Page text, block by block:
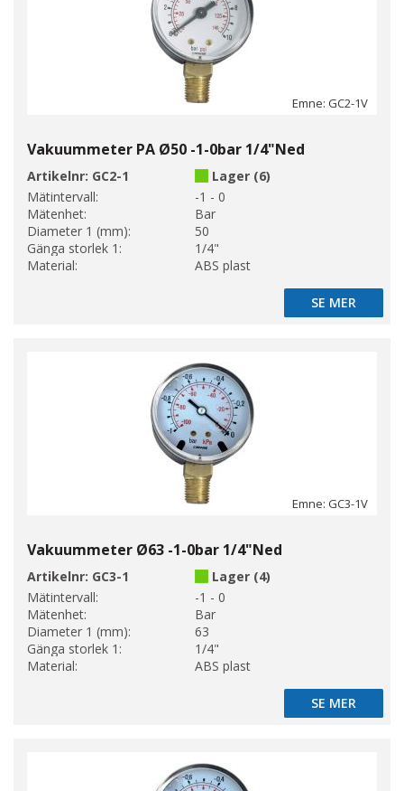
Emne: GC2-1V
Vakuummeter PA Ø50 -1-0bar 1/4"Ned
Artikelnr: GC2-1
Lager (6)
Mätintervall:
-1 - 0
Mätenhet:
Bar
Diameter 1 (mm):
50
Gänga storlek 1:
1/4"
Material:
ABS plast
SE MER
SE MER
Emne: GC3-1V
Vakuummeter Ø63 -1-0bar 1/4"Ned
Artikelnr: GC3-1
Lager (4)
Mätintervall:
-1 - 0
Mätenhet:
Bar
Diameter 1 (mm):
63
Gänga storlek 1:
1/4"
Material:
ABS plast
SE MER
SE MER